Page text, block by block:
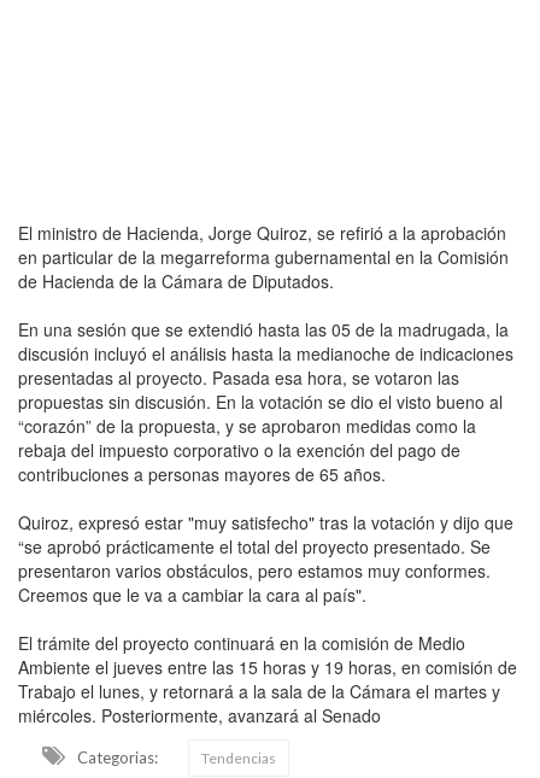
El ministro de Hacienda, Jorge Quiroz, se refirió a la aprobación
en particular de la megarreforma gubernamental en la Comisión
de Hacienda de la Cámara de Diputados.
En una sesión que se extendió hasta las 05 de la madrugada, la
discusión incluyó el análisis hasta la medianoche de indicaciones
presentadas al proyecto. Pasada esa hora, se votaron las
propuestas sin discusión. En la votación se dio el visto bueno al
“corazón” de la propuesta, y se aprobaron medidas como la
rebaja del impuesto corporativo o la exención del pago de
contribuciones a personas mayores de 65 años.
Quiroz, expresó estar "muy satisfecho" tras la votación y dijo que
“se aprobó prácticamente el total del proyecto presentado. Se
presentaron varios obstáculos, pero estamos muy conformes.
Creemos que le va a cambiar la cara al país".
El trámite del proyecto continuará en la comisión de Medio
Ambiente el jueves entre las 15 horas y 19 horas, en comisión de
Trabajo el lunes, y retornará a la sala de la Cámara el martes y
miércoles. Posteriormente, avanzará al Senado
Categorias: Tendencias